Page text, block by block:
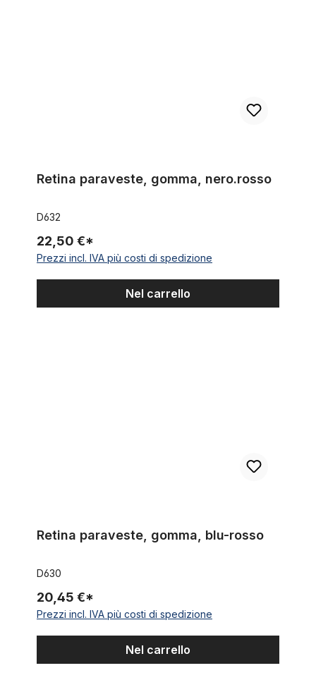
Retina paraveste, gomma, nero.rosso
D632
22,50 €*
Prezzi incl. IVA più costi di spedizione
Nel carrello
Retina paraveste, gomma, blu-rosso
D630
20,45 €*
Prezzi incl. IVA più costi di spedizione
Nel carrello